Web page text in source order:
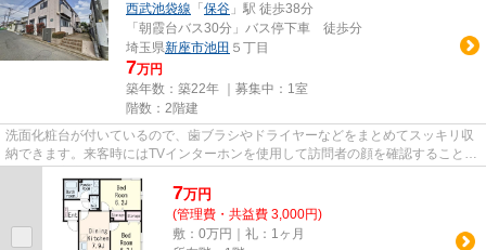
西武池袋線 「 保谷 」駅 徒歩38分
「朝霞台バス30分」バス停下車 徒歩分
埼玉県新座市池田 ５丁目
7万円
築年数：築22年 ｜募集中： 1室
階数：2階建
洗面化粧台が付いているので、歯ブラシやドライヤーなどをまとめてスッキリ収
納できます。来客時にはTVインターホンを使用して訪問者の顔を確認することが
7万円
(管理費・共益費 3,000円)
敷：0万円｜礼：1ヶ月